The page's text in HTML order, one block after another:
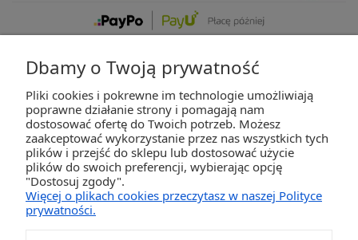
ZAKUPY
POMOC
Dbamy o Twoją prywatność
Pliki cookies i pokrewne im technologie umożliwiają
poprawne działanie strony i pomagają nam
dostosować ofertę do Twoich potrzeb. Możesz
zaakceptować wykorzystanie przez nas wszystkich tych
plików i przejść do sklepu lub dostosować użycie
plików do swoich preferencji, wybierając opcję
"Dostosuj zgody".
Więcej o plikach cookies przeczytasz w naszej Polityce
prywatności.